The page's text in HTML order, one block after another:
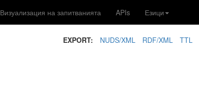
Визуализация на запитванията APIs Езици
EXPORT: NUDS/XML RDF/XML TTL